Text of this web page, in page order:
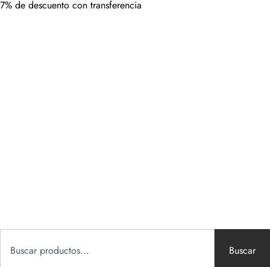
7% de descuento con transferencia
Buscar